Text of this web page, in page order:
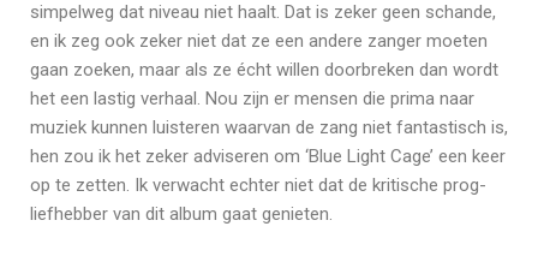
simpelweg dat niveau niet haalt. Dat is zeker geen schande,
en ik zeg ook zeker niet dat ze een andere zanger moeten
gaan zoeken, maar als ze écht willen doorbreken dan wordt
het een lastig verhaal. Nou zijn er mensen die prima naar
muziek kunnen luisteren waarvan de zang niet fantastisch is,
hen zou ik het zeker adviseren om ‘Blue Light Cage’ een keer
op te zetten. Ik verwacht echter niet dat de kritische prog-
liefhebber van dit album gaat genieten.